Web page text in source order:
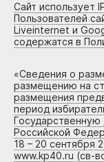
Сайт использует
Пользователей
Liveinternet и
содержатся в
«Сведения о
размещению на
размещения
период
Российской
18 – 20 сентября
www.kp40.ru (св-